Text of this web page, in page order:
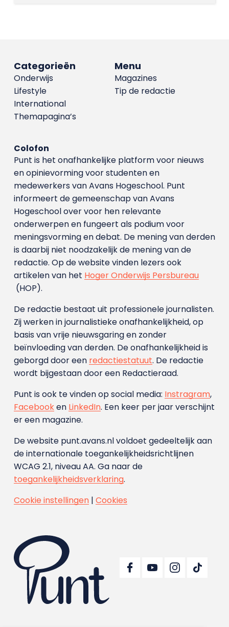
Menu
Magazines
Tip de redactie
Categorieën
Onderwijs
Lifestyle
International
Themapagina’s
Colofon
Punt is het onafhankelijke platform voor nieuws
en opinievorming voor studenten en
medewerkers van Avans Hoge­school. Punt
informeert de gemeenschap van Avans
Hogeschool over voor hen relevante
onderwerpen en fungeert als podium voor
meningsvorming en debat. De mening van derden
is daarbij niet noodzakelijk de mening van de
redactie. Op de website vinden lezers ook
artikelen van het Hoger Onderwijs Persbureau
(HOP).
De redactie bestaat uit professionele journalisten.
Zij werken in journalistieke onafhankelijkheid, op
basis van vrije nieuwsgaring en zonder
beïnvloeding van derden. De onafhankelijkheid is
geborgd door een redactiestatuut. De redactie
wordt bijgestaan door een Redactieraad.
Punt is ook te vinden op social media: Instragram,
Facebooken LinkedIn. Een keer per jaar verschijnt
er een magazine.
De website punt.avans.nl voldoet gedeeltelijk aan
de internationale toegankelijkheidsrichtlijnen
WCAG 2.1, niveau AA. Ga naar de
toegankelijkheidsverklaring.
Cookie instellingen| Cookies